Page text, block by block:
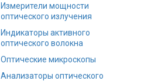
Измерители мощности
оптического излучения
Индикаторы активного
оптического волокна
Оптические микроскопы
Анализаторы оптического